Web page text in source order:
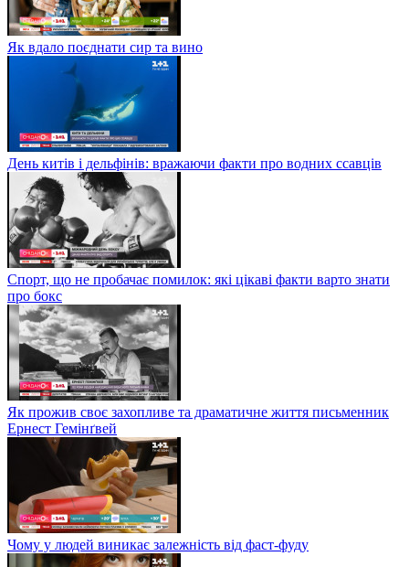
Як вдало поєднати сир та вино
День китів і дельфінів: вражаючи факти про водних ссавців
Спорт, що не пробачає помилок: які цікаві факти варто знати
про бокс
Як прожив своє захопливе та драматичне життя письменник
Ернест Гемінґвей
Чому у людей виникає залежність від фаст-фуду